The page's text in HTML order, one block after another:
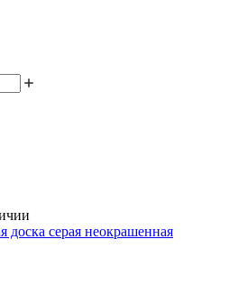
доска серая неокрашенная